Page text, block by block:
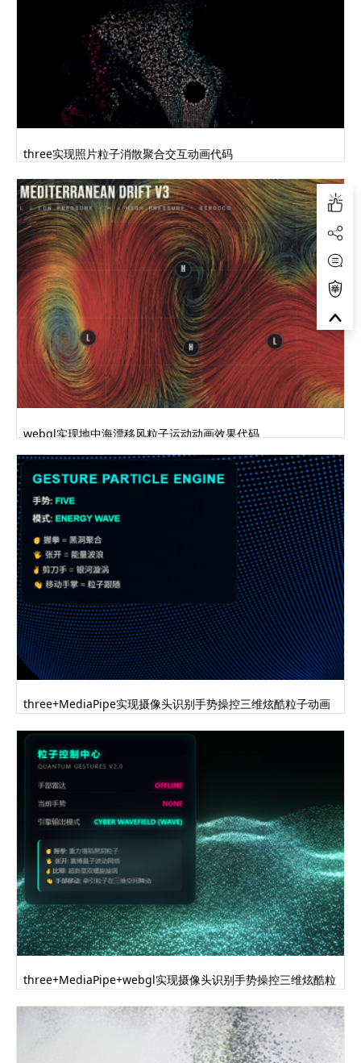
three实现照片粒子消散聚合交互动画代码
webgl实现地中海漂移风粒子运动动画效果代码
three+MediaPipe实现摄像头识别手势操控三维炫酷粒子动画
three+MediaPipe+webgl实现摄像头识别手势操控三维炫酷粒